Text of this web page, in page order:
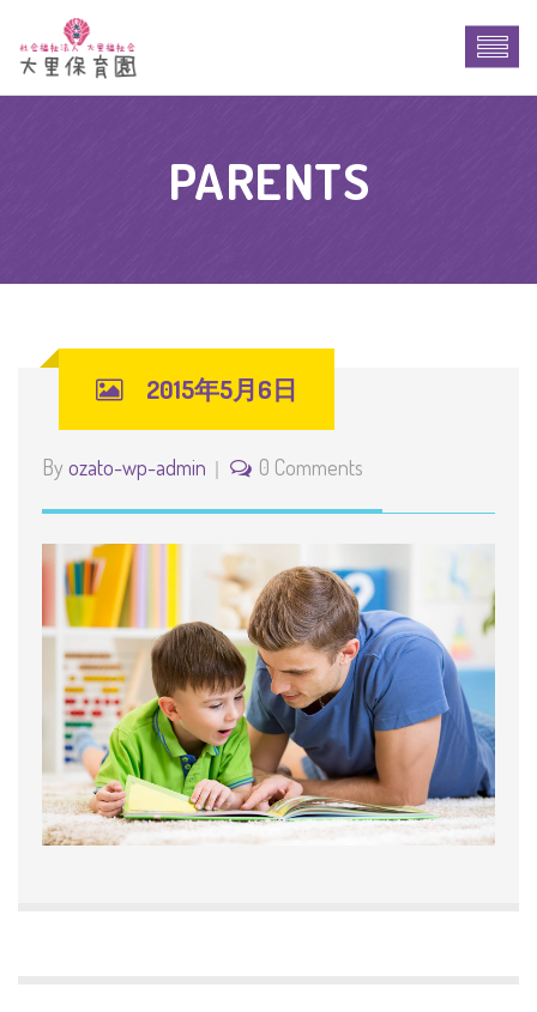
PARENTS
2015年5月6日
By ozato-wp-admin 0 Comments